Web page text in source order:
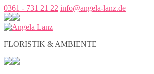
0361 - 731 21 22 info@angela-lanz.de
FLORISTIK & AMBIENTE